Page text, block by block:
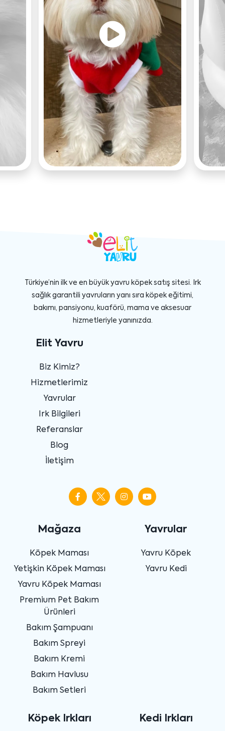
Türkiye’nin ilk ve en büyük yavru köpek satış sitesi. Irk
sağlık garantili yavruların yanı sıra köpek eğitimi,
bakımı, pansiyonu, kuaförü, mama ve aksesuar
hizmetleriyle yanınızda.
Elit Yavru
Biz Kimiz?
Hizmetlerimiz
Yavrular
Irk Bilgileri
Referanslar
Blog
İletişim
Mağaza
Köpek Maması
Yetişkin Köpek Maması
Yavru Köpek Maması
Premium Pet Bakım
Ürünleri
Bakım Şampuanı
Bakım Spreyi
Bakım Kremi
Bakım Havlusu
Bakım Setleri
Yavrular
Yavru Köpek
Yavru Kedi
Köpek Irkları Kedi Irkları